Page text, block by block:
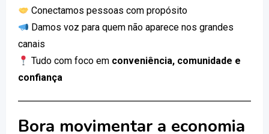
Conectamos pessoas com propósito
Damos voz para quem não aparece nos grandes
canais
Tudo com foco em conveniência, comunidade e
confiança
Bora movimentar a economia